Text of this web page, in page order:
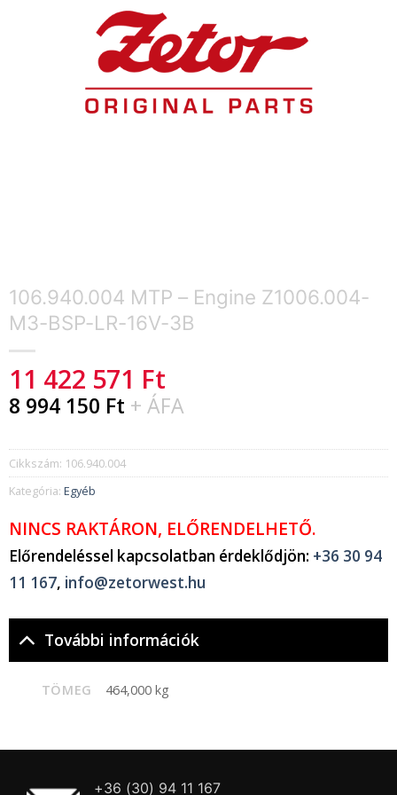
106.940.004 MTP – Engine Z1006.004-
M3-BSP-LR-16V-3B
11 422 571 Ft
8 994 150 Ft + ÁFA
Cikkszám: 106.940.004
Kategória: Egyéb
NINCS RAKTÁRON, ELŐRENDELHETŐ.
Előrendeléssel kapcsolatban érdeklődjön: +36 30 94
11 167, info@zetorwest.hu
További információk
TÖMEG 464,000 kg
+36 (30) 94 11 167